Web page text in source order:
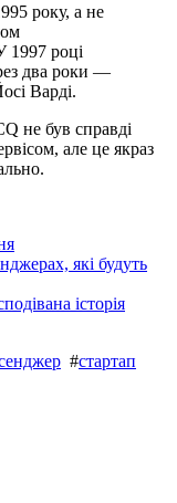
року, а не
1997 році
два роки —
Варді.
не був справді
але це якраз
які будуть
історія
#стартап